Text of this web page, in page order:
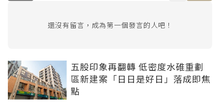
還沒有留言，成為第一個發言的人吧！
五股印象再翻轉 低密度水碓重劃
區新建案「日日是好日」落成即焦
點